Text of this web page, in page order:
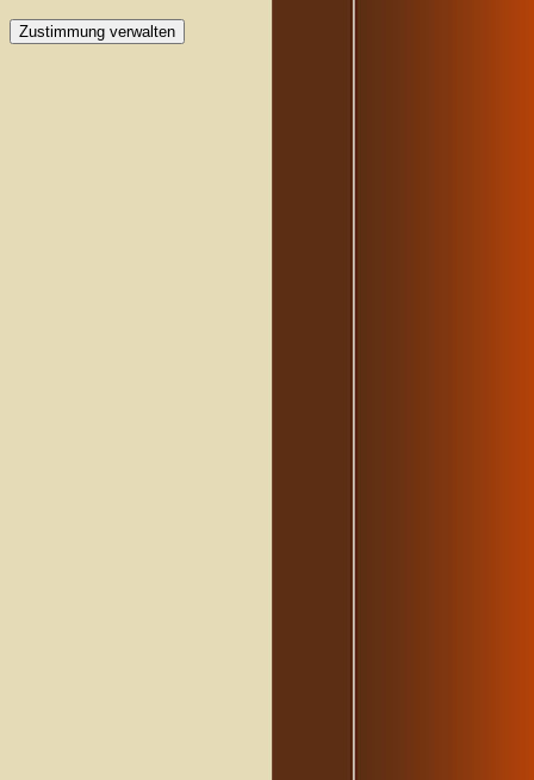
Zustimmung verwalten